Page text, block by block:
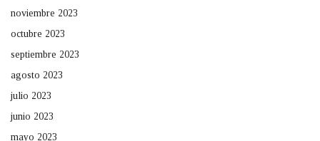
noviembre 2023
octubre 2023
septiembre 2023
agosto 2023
julio 2023
junio 2023
mayo 2023